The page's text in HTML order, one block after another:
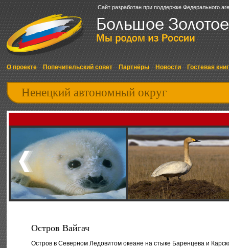
Сайт разработан при поддержке Федерального
О проекте Попечительский совет Партнёры Новости Гостевая
Ненецкий автономный округ
Остров Вайгач
Остров в Северном Ледовитом океане на стыке Баренцева и